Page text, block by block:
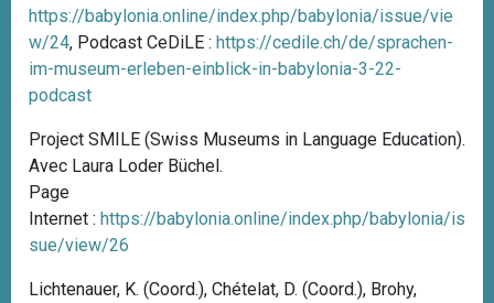
https://babylonia.online/index.php/babylonia/issue/vie
w/24, Podcast CeDiLE : https://cedile.ch/de/sprachen-
im-museum-erleben-einblick-in-babylonia-3-22-
podcast
Project SMILE (Swiss Museums in Language Education).
Avec Laura Loder Büchel.
Page
Internet : https://babylonia.online/index.php/babylonia/is
sue/view/26
Lichtenauer, K. (Coord.), Chételat, D. (Coord.), Brohy,